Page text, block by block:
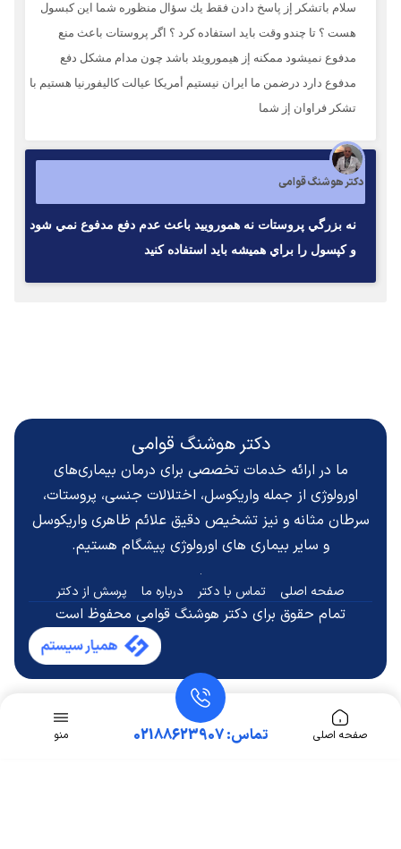
سلام باتشكر إز پاسخ دادن فقط يك سؤال منظوره شما اين كبسول
هست ؟ تا چندو وقت بايد استفاده كرد ؟ اگر پروستات باعث منع
مدفوع نميشود ممكنه إز هيمورويئد باشد چون مدام مشكل دفع
مدفوع دارد درضمن ما ايران نيستيم أمريكا عيالت كاليفورنيا هستيم با
تشكر فراوان إز شما
دکتر هوشنگ قوامی
نه بزرگي پروستات نه هموروييد باعث عدم دفع مدفوع نمي شود
و كپسول را براي هميشه بايد استفاده كنيد
دکتر هوشنگ قوامی
ما در ارائه خدمات تخصصی برای درمان بیماری‌های
اورولوژی از جمله واریکوسل، اختلالات جنسی، پروستات،
سرطان مثانه و نیز تشخیص دقیقعلائم ظاهری واریکوسل
و سایر بیماری های اورولوژی پیشگام هستیم.
صفحه اصلی تماس با دکتر درباره ما پرسش از دکتر
تمام حقوق برای دکتر هوشنگ قوامی محفوظ است
صفحه اصلی تماس: 02188623907 منو